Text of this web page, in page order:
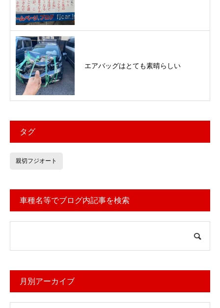
エアバッグはとても素晴らしい
タグ
親切フジオート
車種名等でブログ内記事を検索
月別アーカイブ